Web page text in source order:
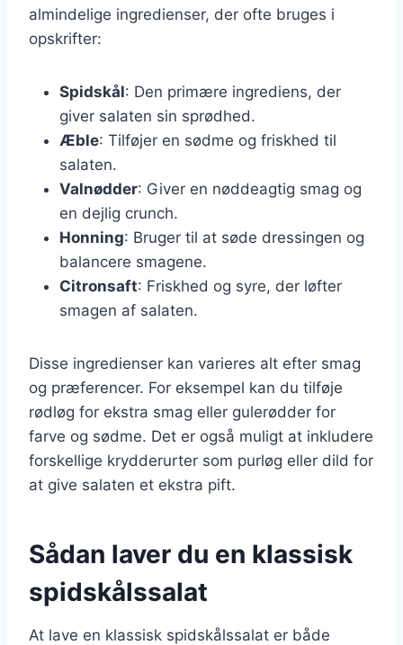
almindelige ingredienser, der ofte bruges i
opskrifter:
Spidskål: Den primære ingrediens, der
giver salaten sin sprødhed.
Æble: Tilføjer en sødme og friskhed til
salaten.
Valnødder: Giver en nøddeagtig smag og
en dejlig crunch.
Honning: Bruger til at søde dressingen og
balancere smagene.
Citronsaft: Friskhed og syre, der løfter
smagen af salaten.
Disse ingredienser kan varieres alt efter smag
og præferencer. For eksempel kan du tilføje
rødløg for ekstra smag eller gulerødder for
farve og sødme. Det er også muligt at inkludere
forskellige krydderurter som purløg eller dild for
at give salaten et ekstra pift.
Sådan laver du en klassisk
spidskålssalat
At lave en klassisk spidskålssalat er både